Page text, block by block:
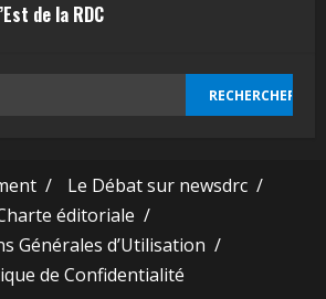
de la RDC
/
Le Débat sur newsdrc /
éditoriale /
Générales d’Utilisation /
de Confidentialité